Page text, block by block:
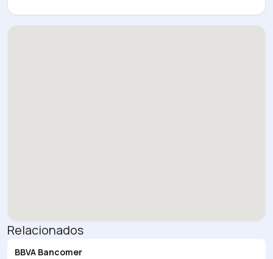
Relacionados
BBVA Bancomer